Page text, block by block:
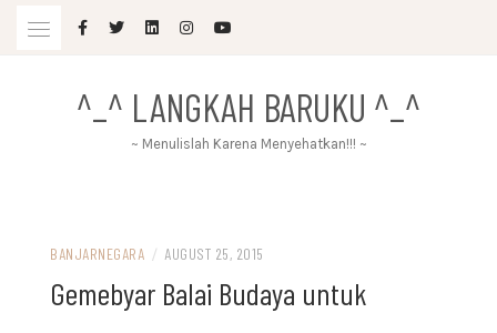
^_^ LANGKAH BARUKU ^_^
~ Menulislah Karena Menyehatkan!!! ~
BANJARNEGARA / AUGUST 25, 2015
Gemebyar Balai Budaya untuk